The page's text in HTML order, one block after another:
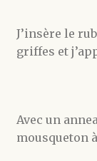
J’insère le
griffes et
Avec un
mousqueton